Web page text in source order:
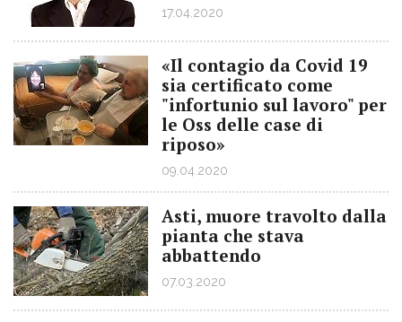
17.04.2020
«Il contagio da Covid 19
sia certificato come
"infortunio sul lavoro" per
le Oss delle case di
riposo»
09.04.2020
Asti, muore travolto dalla
pianta che stava
abbattendo
07.03.2020